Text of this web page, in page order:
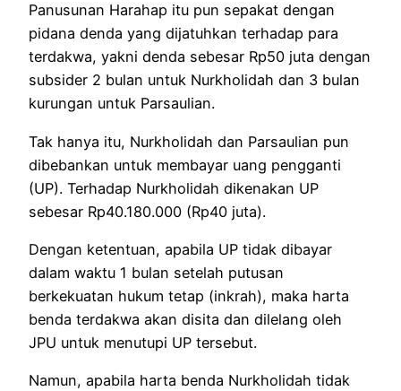
Panusunan Harahap itu pun sepakat dengan
pidana denda yang dijatuhkan terhadap para
terdakwa, yakni denda sebesar Rp50 juta dengan
subsider 2 bulan untuk Nurkholidah dan 3 bulan
kurungan untuk Parsaulian.
Tak hanya itu, Nurkholidah dan Parsaulian pun
dibebankan untuk membayar uang pengganti
(UP). Terhadap Nurkholidah dikenakan UP
sebesar Rp40.180.000 (Rp40 juta).
Dengan ketentuan, apabila UP tidak dibayar
dalam waktu 1 bulan setelah putusan
berkekuatan hukum tetap (inkrah), maka harta
benda terdakwa akan disita dan dilelang oleh
JPU untuk menutupi UP tersebut.
Namun, apabila harta benda Nurkholidah tidak